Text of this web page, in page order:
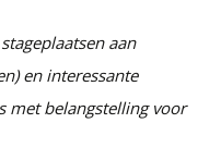
aan
en interessante
met belangstelling voor